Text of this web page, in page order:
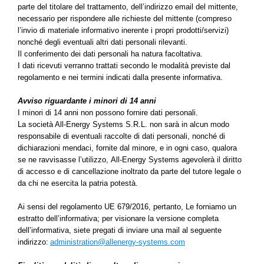
parte del titolare del trattamento, dell’indirizzo email del mittente,
necessario per rispondere alle richieste del mittente (compreso
l’invio di materiale informativo inerente i propri prodotti/servizi)
nonché degli eventuali altri dati personali rilevanti.
Il conferimento dei dati personali ha natura facoltativa.
I dati ricevuti verranno trattati secondo le modalità previste dal
regolamento e nei termini indicati dalla presente informativa.
Avviso riguardante i minori di 14 anni
I minori di 14 anni non possono fornire dati personali.
La società All-Energy Systems S.R.L. non sarà in alcun modo
responsabile di eventuali raccolte di dati personali, nonché di
dichiarazioni mendaci, fornite dal minore, e in ogni caso, qualora
se ne ravvisasse l’utilizzo, All-Energy Systems agevolerà il diritto
di accesso e di cancellazione inoltrato da parte del tutore legale o
da chi ne esercita la patria potestà.
Ai sensi del regolamento UE 679/2016, pertanto, Le forniamo un
estratto dell’informativa; per visionare la versione completa
dell’informativa, siete pregati di inviare una mail al seguente
indirizzo: administration@allenergy-systems.com